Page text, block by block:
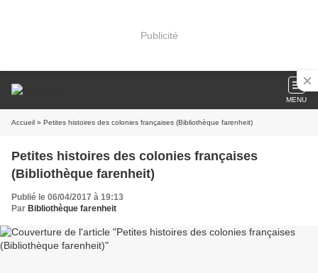
Publicité
MENU
Accueil » Petites histoires des colonies françaises (Bibliothèque farenheit)
Petites histoires des colonies françaises
(Bibliothèque farenheit)
Publié le 06/04/2017 à 19:13
Par Bibliothèque farenheit